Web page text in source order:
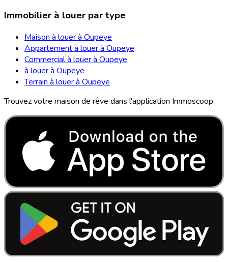
Immobilier à louer par type
Maison à louer à Oupeye
Appartement à louer à Oupeye
Commercial à louer à Oupeye
à louer à Oupeye
Terrain à louer à Oupeye
Trouvez votre maison de rêve dans l'application Immoscoop